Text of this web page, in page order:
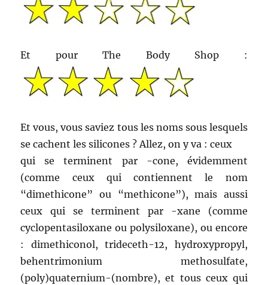
Et pour The Body Shop :
Et vous, vous saviez tous les noms sous lesquels
se cachent les silicones ? Allez, on y va : ceux
qui se terminent par -cone, évidemment
(comme ceux qui contiennent le nom
“dimethicone” ou “methicone”), mais aussi
ceux qui se terminent par -xane (comme
cyclopentasiloxane ou polysiloxane), ou encore
: dimethiconol, trideceth-12, hydroxypropyl,
behentrimonium methosulfate,
(poly)quaternium-(nombre), et tous ceux qui